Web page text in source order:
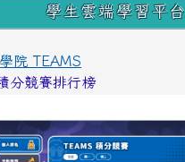
學生雲端學習平台
院 TEAMS
分競賽排行榜